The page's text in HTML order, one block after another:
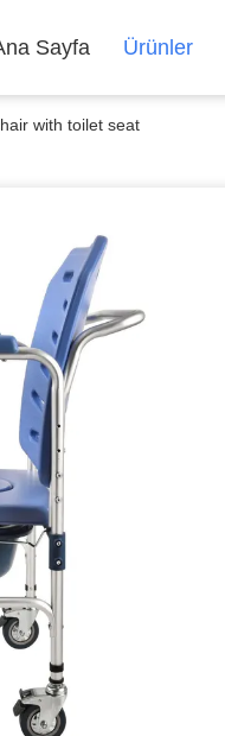
Sayfa Ürünler
with toilet seat